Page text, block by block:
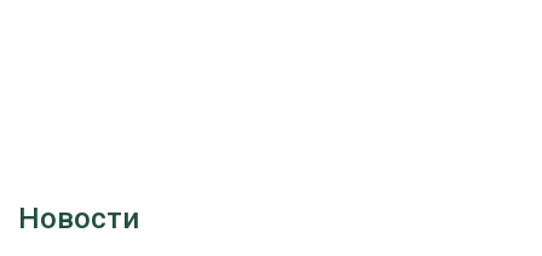
Новости